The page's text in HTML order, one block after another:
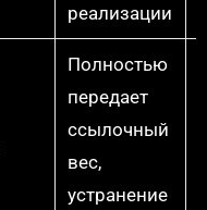
реализации
Полностью
передает
ссылочный
вес,
устранение